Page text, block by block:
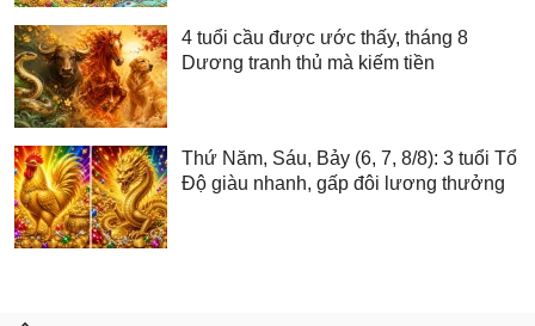
4 tuổi cầu được ước thấy, tháng 8
Dương tranh thủ mà kiếm tiền
Thứ Năm, Sáu, Bảy (6, 7, 8/8): 3 tuổi Tổ
Độ giàu nhanh, gấp đôi lương thưởng